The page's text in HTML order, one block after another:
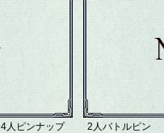
4人ピンナップ
2人バトルピン